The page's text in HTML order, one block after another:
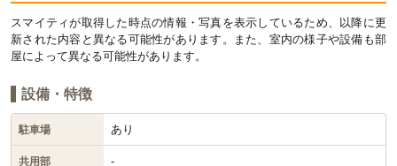
スマイティが取得した時点の情報・写真を表示しているため、以降に更
新された内容と異なる可能性があります。また、室内の様子や設備も部
屋によって異なる可能性があります。
設備・特徴
駐車場 あり
共用部 -